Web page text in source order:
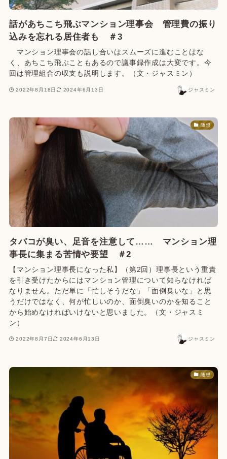
話があちこち飛ぶマンション理事会 管理費の振り
込みを忘れる居住者も ＃3
マンション理事会の話し合いはスムーズに進むことはな
く、あちこち飛ぶこともあるので議事録作成は大変です。今
回は管理組合の収支も説明します。（文・ジャスミン）
2022年8月18日 2024年6月13日 ジャスミン
随想
タバコが臭い、足音を注意して…… マンション理
事長に集まる苦情や要望 ＃2
【マンション理事長になった私】（第2回）理事長という重責
を引き受けたからにはマンション管理について知らなければ
なりません。ただ単に「忙しそうだな」「面倒臭いな」と思
うだけではなく、何が忙しいのか、面倒臭いのかを知ること
から始めなければいけないと思いました。（文・ジャスミ
ン）
2022年8月7日 2024年6月13日 ジャスミン
随想